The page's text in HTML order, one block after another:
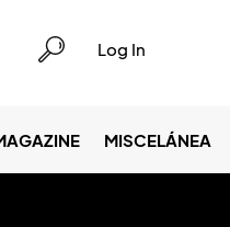
Log In
MISCELÁNEA